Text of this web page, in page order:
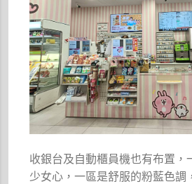
收銀台及自動櫃員機也有布置，
少女心，一區是舒服的粉藍色調